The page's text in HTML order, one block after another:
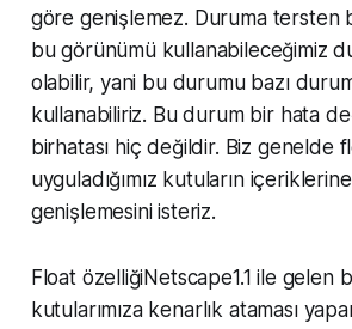
göre genişlemez. Duruma tersten
bu görünümü kullanabileceğimiz
olabilir, yani bu durumu bazı
kullanabiliriz. Bu durum bir hata
birhatası hiç değildir. Biz genelde
uyguladığımız kutuların
genişlemesini isteriz.
Float özelliğiNetscape1.1 ile gelen
kutularımıza kenarlık ataması